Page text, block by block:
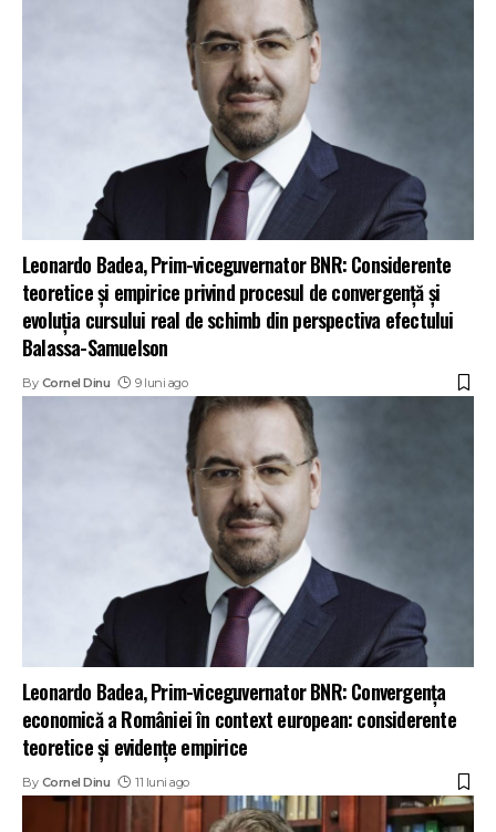
Leonardo Badea, Prim-viceguvernator BNR: Considerente
teoretice și empirice privind procesul de convergență și
evoluția cursului real de schimb din perspectiva efectului
Balassa-Samuelson
By Cornel Dinu 9 luni ago
Leonardo Badea, Prim-viceguvernator BNR: Convergența
economică a României în context european: considerente
teoretice și evidențe empirice
By Cornel Dinu 11 luni ago